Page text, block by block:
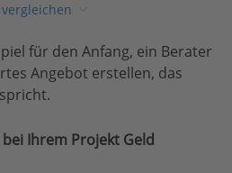
für den Anfang, ein Berater
Angebot erstellen, das
Ihrem Projekt Geld